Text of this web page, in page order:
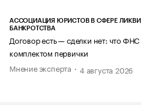
АССОЦИАЦИЯ ЮРИСТОВ В СФЕРЕ
БАНКРОТСТВА
Договор есть — сделки нет: что ФНС
комплектом первички
Мнение эксперта
4 августа 2026